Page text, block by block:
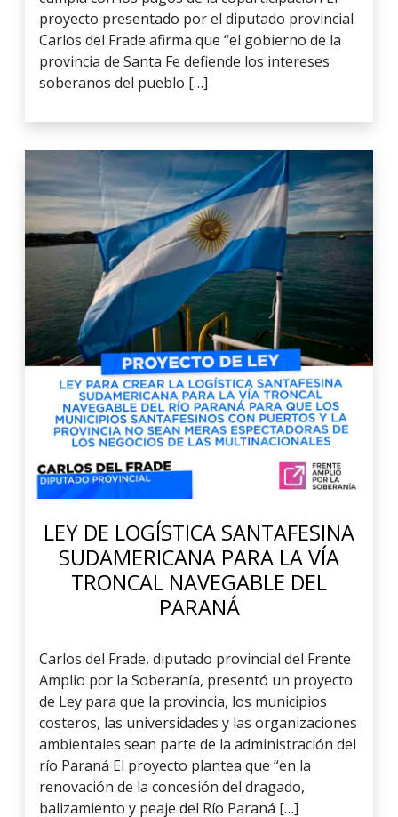
proyecto presentado por el diputado provincial
Carlos del Frade afirma que “el gobierno de la
provincia de Santa Fe defiende los intereses
soberanos del pueblo […]
LEY DE LOGÍSTICA SANTAFESINA
SUDAMERICANA PARA LA VÍA
TRONCAL NAVEGABLE DEL
PARANÁ
Carlos del Frade, diputado provincial del Frente
Amplio por la Soberanía, presentó un proyecto
de Ley para que la provincia, los municipios
costeros, las universidades y las organizaciones
ambientales sean parte de la administración del
río Paraná El proyecto plantea que “en la
renovación de la concesión del dragado,
balizamiento y peaje del Río Paraná […]